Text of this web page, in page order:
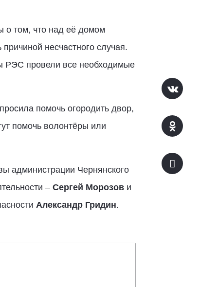
о том, что над её домом
несчастного случая.
РЭС провели все необходимые
помочь огородить двор,
помочь волонтёры или
администрации Чернянского
– Сергей Морозови
Александр Гридин.